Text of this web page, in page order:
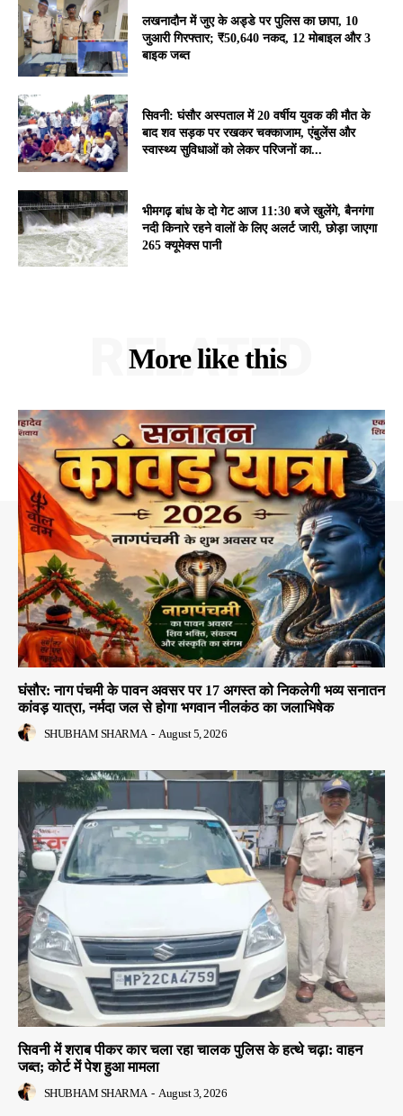
लखनादौन में जुए के अड्डे पर पुलिस का छापा, 10
जुआरी गिरफ्तार; ₹50,640 नकद, 12 मोबाइल और 3
बाइक जब्त
सिवनी: घंसौर अस्पताल में 20 वर्षीय युवक की मौत के
बाद शव सड़क पर रखकर चक्काजाम, एंबुलेंस और
स्वास्थ्य सुविधाओं को लेकर परिजनों का...
भीमगढ़ बांध के दो गेट आज 11:30 बजे खुलेंगे, बैनगंगा
नदी किनारे रहने वालों के लिए अलर्ट जारी, छोड़ा जाएगा
265 क्यूमेक्स पानी
More like this
RELATED
घंसौर: नाग पंचमी के पावन अवसर पर 17 अगस्त को निकलेगी भव्य सनातन
कांवड़ यात्रा, नर्मदा जल से होगा भगवान नीलकंठ का जलाभिषेक
SHUBHAM SHARMA - August 5, 2026
सिवनी में शराब पीकर कार चला रहा चालक पुलिस के हत्थे चढ़ा: वाहन
जब्त; कोर्ट में पेश हुआ मामला
SHUBHAM SHARMA - August 3, 2026